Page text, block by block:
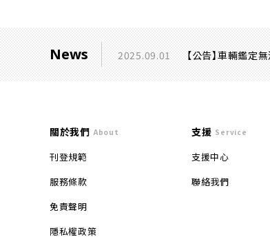
News 2025.09.01 【公告】車輛鑑定
關於我們 About
刊登規範
服務條款
免責聲明
隱私權政策
支援 Service
支援中心
聯絡我們